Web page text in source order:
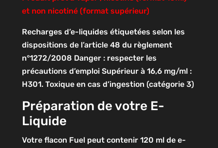
et non nicotiné (format supérieur)
Recharges d’e-liquides étiquetées selon les
dispositions de l’article 48 du règlement
n°1272/2008 Danger : respecter les
précautions d’emploi Supérieur à 16,6 mg/ml :
H301. Toxique en cas d’ingestion (catégorie 3)
Préparation de votre E-
Liquide
Votre flacon Fuel peut contenir 120 ml de e-